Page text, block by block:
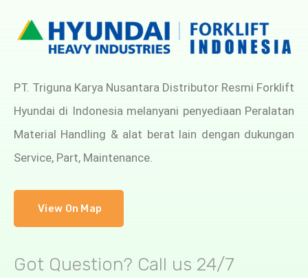
PT. Triguna Karya Nusantara Distributor Resmi Forklift
Hyundai di Indonesia melanyani penyediaan Peralatan
Material Handling & alat berat lain dengan dukungan
Service, Part, Maintenance.
View On Map
Got Question? Call us 24/7